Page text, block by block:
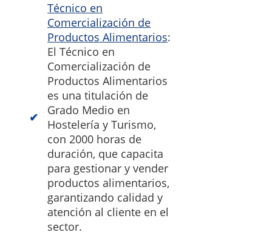
Técnico en
Comercialización de
Productos Alimentarios:
El Técnico en
Comercialización de
Productos Alimentarios
es una titulación de
Grado Medio en
Hostelería y Turismo,
con 2000 horas de
duración, que capacita
para gestionar y vender
productos alimentarios,
garantizando calidad y
atención al cliente en el
sector.